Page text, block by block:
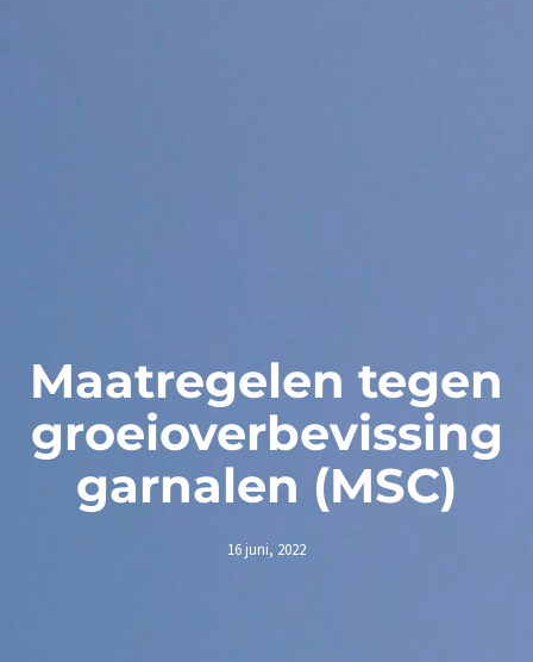
Maatregelen tegen
groeioverbevissing
garnalen (MSC)
16 juni, 2022